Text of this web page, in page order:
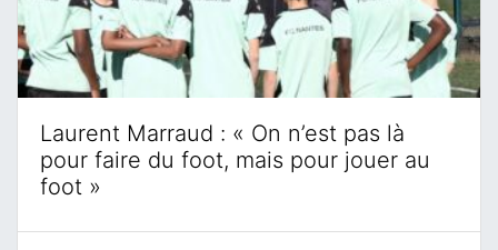
Laurent Marraud : « On n’est pas là
pour faire du foot, mais pour jouer au
foot »